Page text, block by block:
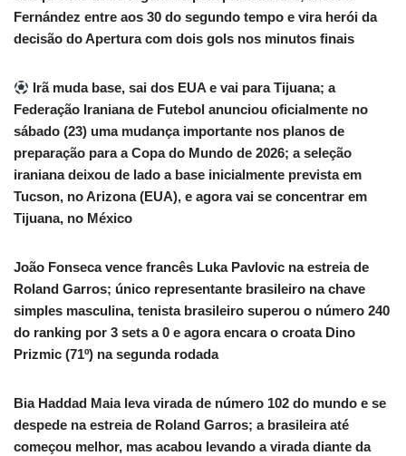
Fernández entre aos 30 do segundo tempo e vira herói da
decisão do Apertura com dois gols nos minutos finais
Irã muda base, sai dos EUA e vai para Tijuana; a
Federação Iraniana de Futebol anunciou oficialmente no
sábado (23) uma mudança importante nos planos de
preparação para a Copa do Mundo de 2026; a seleção
iraniana deixou de lado a base inicialmente prevista em
Tucson, no Arizona (EUA), e agora vai se concentrar em
Tijuana, no México
João Fonseca vence francês Luka Pavlovic na estreia de
Roland Garros; único representante brasileiro na chave
simples masculina, tenista brasileiro superou o número 240
do ranking por 3 sets a 0 e agora encara o croata Dino
Prizmic (71º) na segunda rodada
Bia Haddad Maia leva virada de número 102 do mundo e se
despede na estreia de Roland Garros; a brasileira até
começou melhor, mas acabou levando a virada diante da